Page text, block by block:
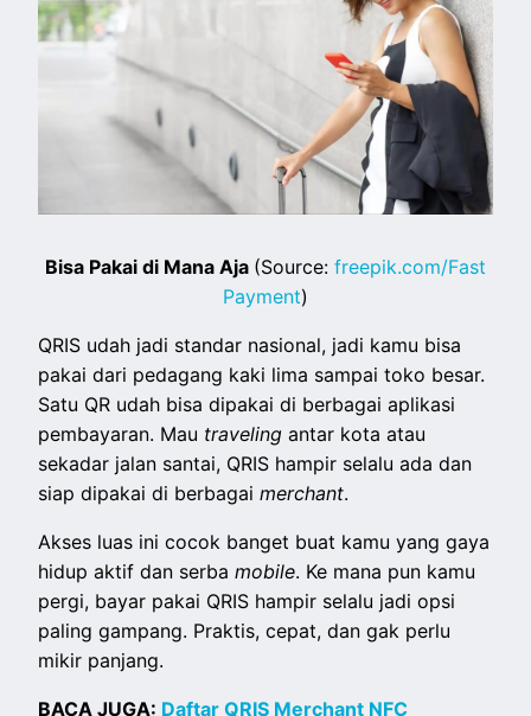
Bisa Pakai di Mana Aja (Source: freepik.com/Fast
Payment)
QRIS udah jadi standar nasional, jadi kamu bisa
pakai dari pedagang kaki lima sampai toko besar.
Satu QR udah bisa dipakai di berbagai aplikasi
pembayaran. Mau travelingantar kota atau
sekadar jalan santai, QRIS hampir selalu ada dan
siap dipakai di berbagaimerchant.
Akses luas ini cocok banget buat kamu yang gaya
hidup aktif dan serbamobile. Ke mana pun kamu
pergi, bayar pakai QRIS hampir selalu jadi opsi
paling gampang. Praktis, cepat, dan gak perlu
mikir panjang.
BACA JUGA: Daftar QRIS Merchant NFC